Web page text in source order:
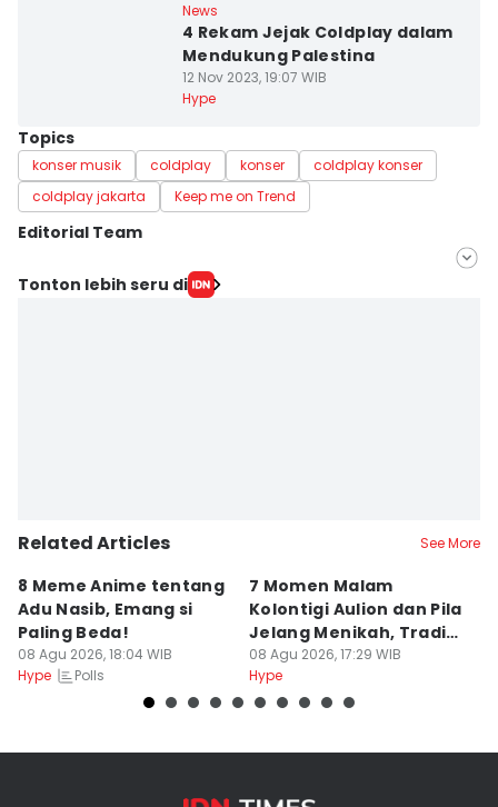
News
4 Rekam Jejak Coldplay dalam
Mendukung Palestina
12 Nov 2023, 19:07 WIB
Hype
Topics
konser musik coldplay konser
coldplay konser
coldplay jakarta
Keep me on Trend
Editorial Team
Editor
Tonton lebih seru di
Related Articles See More
8 Meme Anime tentang
Adu Nasib, Emang si
Paling Beda!
08 Agu 2026, 18:04 WIB
Hype
Polls
7 Momen Malam
Kolontigi Aulion dan Pila
Jelang Menikah, Tradisi
Adat Kaili
08 Agu 2026, 17:29 WIB
Hype